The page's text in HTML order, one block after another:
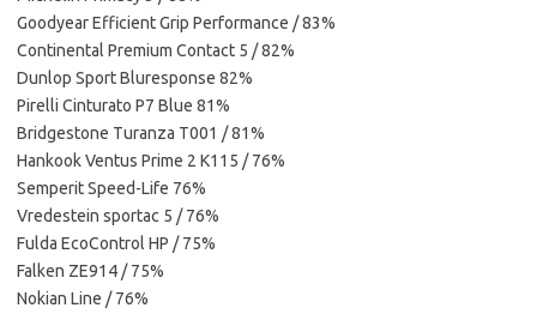
Goodyear Efficient Grip Performance / 83%
Continental Premium Contact 5 / 82%
Dunlop Sport Bluresponse 82%
Pirelli Cinturato P7 Blue 81%
Bridgestone Turanza T001 / 81%
Hankook Ventus Prime 2 K115 / 76%
Semperit Speed-Life 76%
Vredestein sportac 5 / 76%
Fulda EcoControl HP / 75%
Falken ZE914 / 75%
Nokian Line / 76%